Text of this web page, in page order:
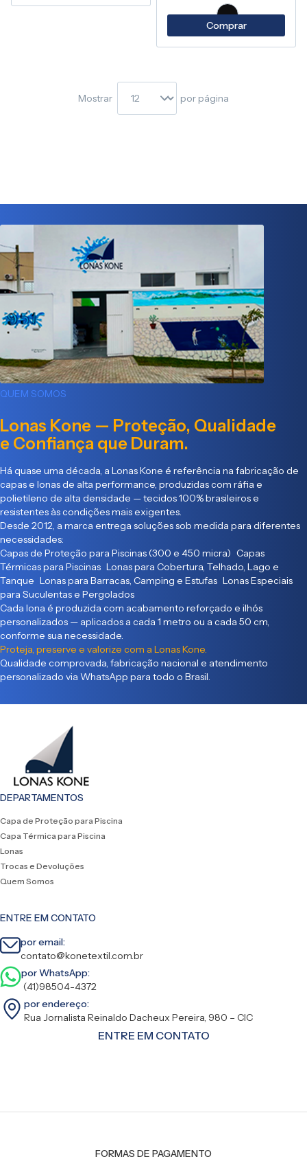
Comprar
Mostrar por página
QUEM SOMOS
Lonas Kone — Proteção, Qualidade
e Confiança que Duram.
Há quase uma década, a Lonas Kone é referência na fabricação de
capas e lonas de alta performance, produzidas com ráfia e
polietileno de alta densidade — tecidos 100% brasileiros e
resistentes às condições mais exigentes.
Desde 2012, a marca entrega soluções sob medida para diferentes
necessidades:
Capas de Proteção para Piscinas (300 e 450 micra) Capas
Térmicas para Piscinas Lonas para Cobertura, Telhado, Lago e
Tanque Lonas para Barracas, Camping e Estufas Lonas Especiais
para Suculentas e Pergolados
Cada lona é produzida com acabamento reforçado e ilhós
personalizados — aplicados a cada 1 metro ou a cada 50 cm,
conforme sua necessidade.
Proteja, preserve e valorize com a Lonas Kone.
Qualidade comprovada, fabricação nacional e atendimento
personalizado via WhatsApp para todo o Brasil.
DEPARTAMENTOS
Capa de Proteção para Piscina
Capa Térmica para Piscina
Lonas
Trocas e Devoluções
Quem Somos
ENTRE EM CONTATO
por email:
contato@konetextil.com.br
por WhatsApp:
(41)98504-4372
por endereço:
Rua Jornalista Reinaldo Dacheux Pereira, 980 – CIC
ENTRE EM CONTATO
FORMAS DE PAGAMENTO